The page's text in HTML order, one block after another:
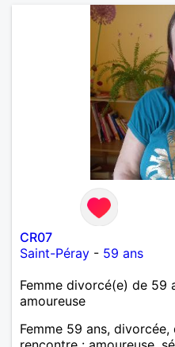
CR07
Saint-Péray - 59 ans
Femme divorcé(e) de 59
amoureuse
Femme 59 ans,